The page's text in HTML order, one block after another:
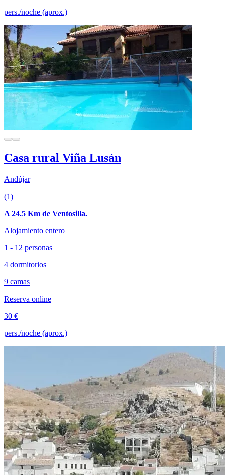
pers./noche (aprox.)
Casa rural Viña Lusán
Andújar
(1)
A 24.5 Km de Ventosilla.
Alojamiento entero
1 - 12 personas
4 dormitorios
9 camas
Reserva online
30 €
pers./noche (aprox.)